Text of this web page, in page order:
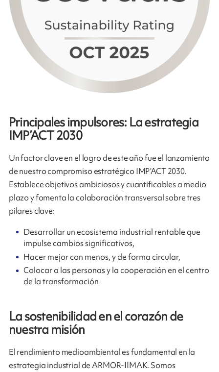
Principales impulsores: La estrategia
IMP’ACT 2030
Un factor clave en el logro de este año fue el lanzamiento
de nuestro compromiso estratégico IMP’ACT 2030.
Establece objetivos ambiciosos y cuantificables a medio
plazo y fomenta la colaboración transversal sobre tres
pilares clave:
Desarrollar un ecosistema industrial rentable que
impulse cambios significativos,
Hacer mejor con menos, y de forma circular,
Colocar a las personas y la cooperación en el centro
de la transformación
La sostenibilidad en el corazón de
nuestra misión
El rendimiento medioambiental es fundamental en la
estrategia industrial de ARMOR-IIMAK. Somos